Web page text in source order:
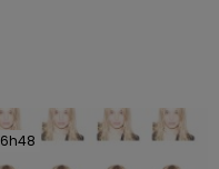
6h48
6h48